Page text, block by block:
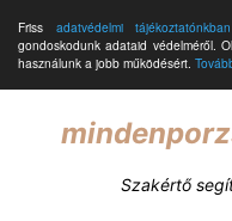
Friss adatvédelmi tájékoztatónkban
gondoskodunk adataid védelméről.
használunk a jobb működésért.
Szakértő